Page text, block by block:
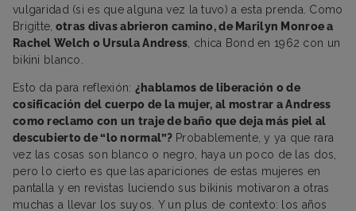
vulgaridad (si es que alguna vez la tuvo) a esta prenda. Como
Brigitte, otras divas abrieron camino, de Marilyn Monroe a
Rachel Welch o Ursula Andress , chica Bond en 1962 con un
bikini blanco.
Esto da para reflexión: ¿hablamos de liberación o de
cosificación del cuerpo de la mujer, al mostrar a Andress
como reclamo con un traje de baño que deja más piel al
descubierto de “lo normal”? Probablemente, y ya que rara
vez las cosas son blanco o negro, haya un poco de las dos,
pero lo cierto es que las apariciones de estas mujeres en
pantalla y en revistas luciendo sus bikinis motivaron a otras
muchas a llevar los suyos. Y un plus de contexto: los años